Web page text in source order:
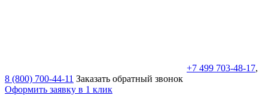
+7 499 703-48-17,
8 (800) 700-44-11 Заказать обратный звонок
Оформить заявку в 1 клик